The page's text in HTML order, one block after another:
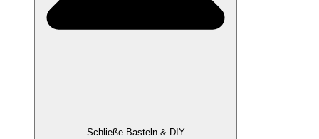
Schließe Basteln & DIY